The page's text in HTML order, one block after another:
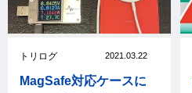
トリログ 2021.03.22
MagSafe対応ケースに